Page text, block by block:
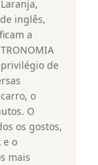
inglês,
a
de
o
O
os gostos,
e o
mais